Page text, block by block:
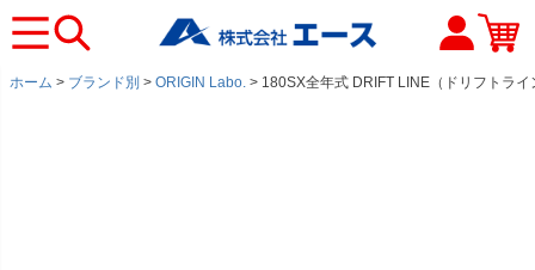
ホーム ブランド別 ORIGIN Labo. 180SX全年式 DRIFT LINE（ドリフトラ